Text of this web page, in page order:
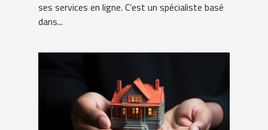
ses services en ligne. C’est un spécialiste basé
dans...